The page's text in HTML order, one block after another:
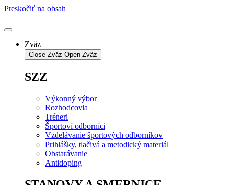
Preskočiť na obsah
Zväz
Close Zväz Open Zväz
SZZ
Výkonný výbor
Rozhodcovia
Tréneri
Športoví odborníci
Vzdelávanie športových odborníkov
Prihlášky, tlačivá a metodický materiál
Obstarávanie
Antidoping